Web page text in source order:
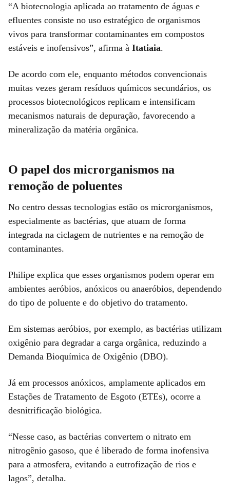
“A biotecnologia aplicada ao tratamento de águas e
efluentes consiste no uso estratégico de organismos
vivos para transformar contaminantes em compostos
estáveis e inofensivos”, afirma à Itatiaia.
De acordo com ele, enquanto métodos convencionais
muitas vezes geram resíduos químicos secundários, os
processos biotecnológicos replicam e intensificam
mecanismos naturais de depuração, favorecendo a
mineralização da matéria orgânica.
O papel dos microrganismos na
remoção de poluentes
No centro dessas tecnologias estão os microrganismos,
especialmente as bactérias, que atuam de forma
integrada na ciclagem de nutrientes e na remoção de
contaminantes.
Philipe explica que esses organismos podem operar em
ambientes aeróbios, anóxicos ou anaeróbios, dependendo
do tipo de poluente e do objetivo do tratamento.
Em sistemas aeróbios, por exemplo, as bactérias utilizam
oxigênio para degradar a carga orgânica, reduzindo a
Demanda Bioquímica de Oxigênio (DBO).
Já em processos anóxicos, amplamente aplicados em
Estações de Tratamento de Esgoto (ETEs), ocorre a
desnitrificação biológica.
“Nesse caso, as bactérias convertem o nitrato em
nitrogênio gasoso, que é liberado de forma inofensiva
para a atmosfera, evitando a eutrofização de rios e
lagos”, detalha.